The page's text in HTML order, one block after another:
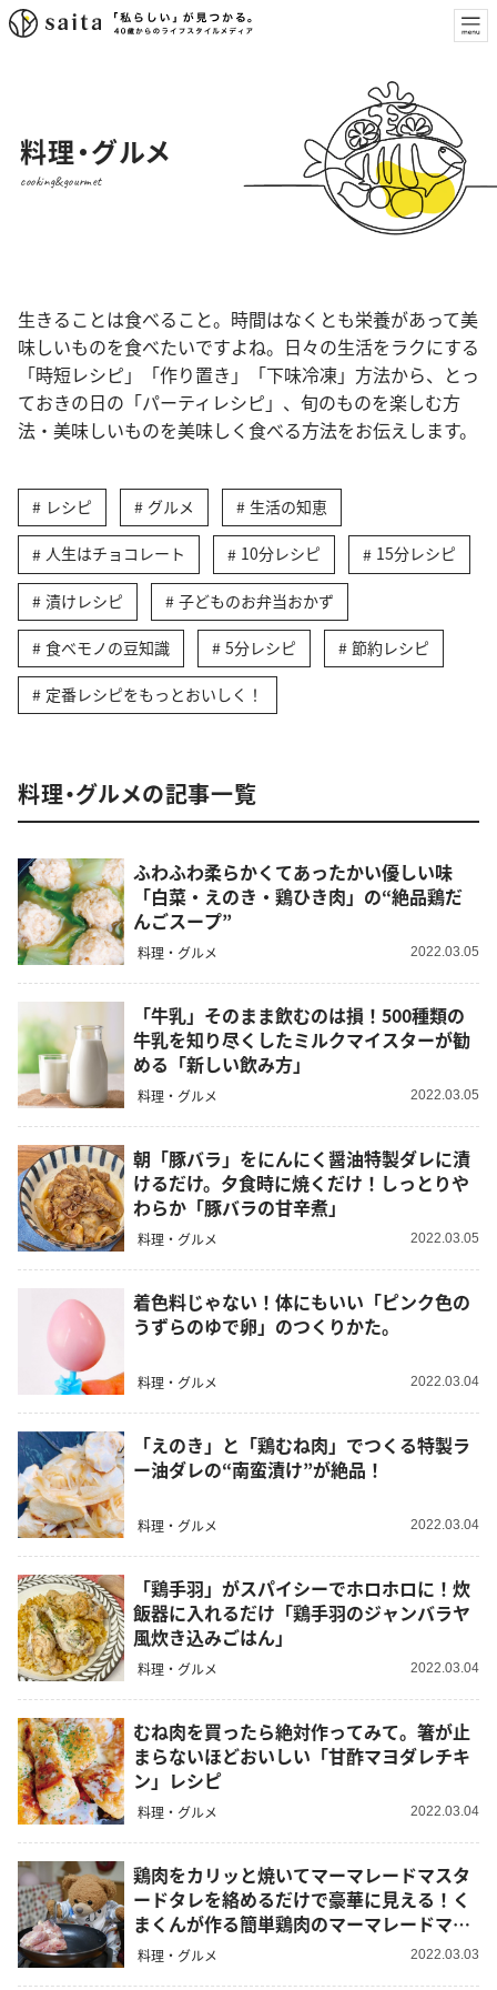
料理・グルメ
cooking&gourmet
生きることは食べること。時間はなくとも栄養があって美
味しいものを食べたいですよね。日々の生活をラクにする
「時短レシピ」「作り置き」「下味冷凍」方法から、とっ
ておきの日の「パーティレシピ」、旬のものを楽しむ方
法・美味しいものを美味しく食べる方法をお伝えします。
レシピ グルメ 生活の知恵
人生はチョコレート 10分レシピ 15分レシピ
漬けレシピ 子どものお弁当おかず
食べモノの豆知識 5分レシピ 節約レシピ
定番レシピをもっとおいしく！
料理・グルメの記事一覧
ふわふわ柔らかくてあったかい優しい味
「白菜・えのき・鶏ひき肉」の“絶品鶏だ
んごスープ”
料理・グルメ 2022.03.05
「牛乳」そのまま飲むのは損！500種類の
牛乳を知り尽くしたミルクマイスターが勧
める「新しい飲み方」
料理・グルメ 2022.03.05
朝「豚バラ」をにんにく醤油特製ダレに漬
けるだけ。夕食時に焼くだけ！しっとりや
わらか「豚バラの甘辛煮」
料理・グルメ 2022.03.05
着色料じゃない！体にもいい「ピンク色の
うずらのゆで卵」のつくりかた。
料理・グルメ 2022.03.04
「えのき」と「鶏むね肉」でつくる特製ラ
ー油ダレの“南蛮漬け”が絶品！
料理・グルメ 2022.03.04
「鶏手羽」がスパイシーでホロホロに！炊
飯器に入れるだけ「鶏手羽のジャンバラヤ
風炊き込みごはん」
料理・グルメ 2022.03.04
むね肉を買ったら絶対作ってみて。箸が止
まらないほどおいしい「甘酢マヨダレチキ
ン」レシピ
料理・グルメ 2022.03.04
鶏肉をカリッと焼いてマーマレードマスタ
ードタレを絡めるだけで豪華に見える！く
まくんが作る簡単鶏肉のマーマレードマス
タード焼きレシピ
料理・グルメ 2022.03.03